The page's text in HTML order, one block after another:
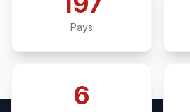
Pays
6